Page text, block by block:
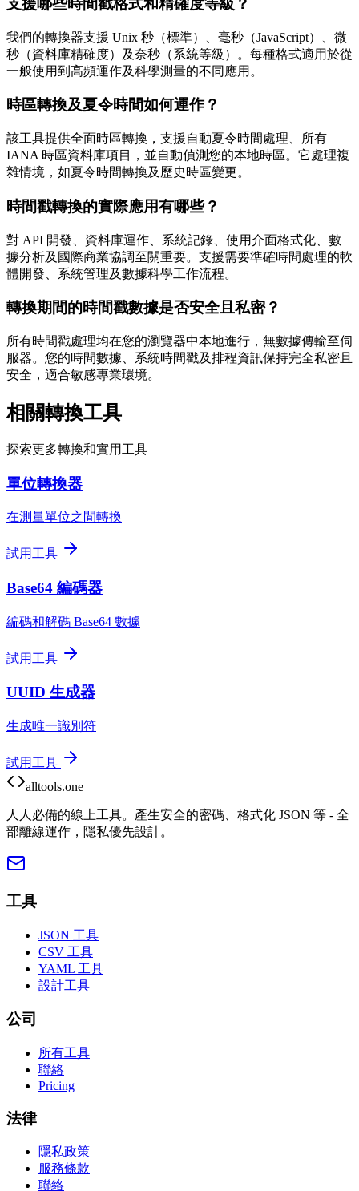
支援哪些時間戳格式和精確度等級？
我們的轉換器支援 Unix 秒（標準）、毫秒（JavaScript）、微
秒（資料庫精確度）及奈秒（系統等級）。每種格式適用於從
一般使用到高頻運作及科學測量的不同應用。
時區轉換及夏令時間如何運作？
該工具提供全面時區轉換，支援自動夏令時間處理、所有
IANA 時區資料庫項目，並自動偵測您的本地時區。它處理複
雜情境，如夏令時間轉換及歷史時區變更。
時間戳轉換的實際應用有哪些？
對 API 開發、資料庫運作、系統記錄、使用介面格式化、數
據分析及國際商業協調至關重要。支援需要準確時間處理的軟
體開發、系統管理及數據科學工作流程。
轉換期間的時間戳數據是否安全且私密？
所有時間戳處理均在您的瀏覽器中本地進行，無數據傳輸至伺
服器。您的時間數據、系統時間戳及排程資訊保持完全私密且
安全，適合敏感專業環境。
相關轉換工具
探索更多轉換和實用工具
單位轉換器
在測量單位之間轉換
試用工具
Base64 編碼器
編碼和解碼 Base64 數據
試用工具
UUID 生成器
生成唯一識別符
試用工具
alltools.one
人人必備的線上工具。產生安全的密碼、格式化 JSON 等 - 全
部離線運作，隱私優先設計。
工具
JSON 工具
CSV 工具
YAML 工具
設計工具
公司
所有工具
聯絡
Pricing
法律
隱私政策
服務條款
聯絡